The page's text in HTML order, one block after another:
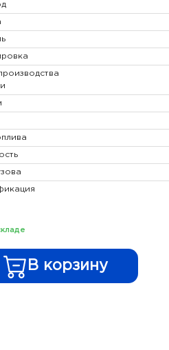
В корзину